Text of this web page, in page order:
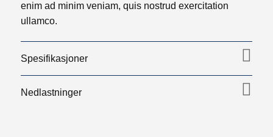
enim ad minim veniam, quis nostrud exercitation
ullamco.
Spesifikasjoner
Nedlastninger